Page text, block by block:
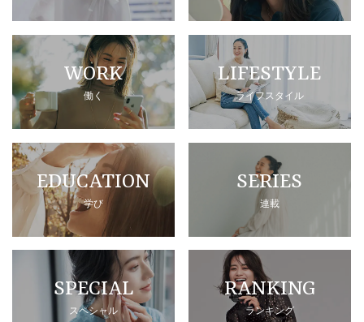
WORK
働く
LIFESTYLE
ライフスタイル
EDUCATION
学び
SERIES
連載
SPECIAL
スペシャル
RANKING
ランキング